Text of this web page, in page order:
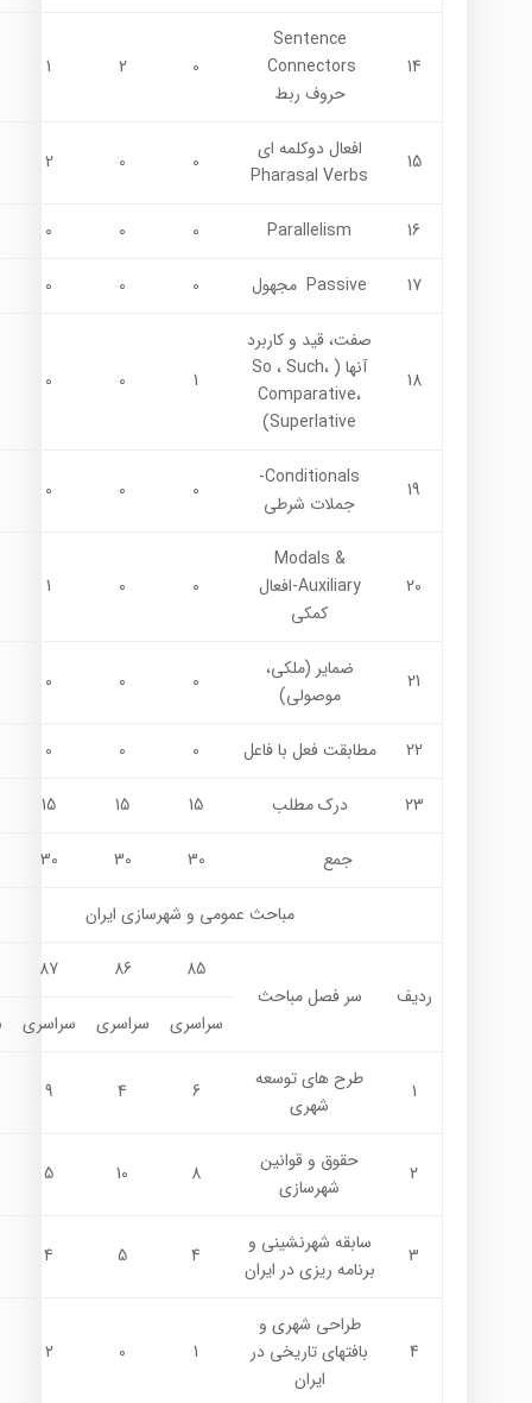
14
Sentence
Connectors
حروف ربط
0
2
1
15
افعال دوكلمه اي
Pharasal Verbs
0
0
2
16
Parallelism
0
0
0
17 Passive مجهول 0
0
0
18
صفت، قيد و كاربرد
آنها ( So ، Such،
Comparative،
Superlative)
1
0
0
19
Conditionals-
جملات شرطي
0
0
0
20
Modals &
Auxiliary-افعال
كمكي
0
0
1
21
ضماير (ملكي،
موصولي)
0
0
0
22 مطابقت فعل با فاعل 0
0
0
23 درك مطلب 15
15
15
جمع 30
30
30
مباحث عمومي و شهرسازي ايران
ردیف سر فصل مباحث
85
86
87
سراسری سراسری سراسری
1
طرح های توسعه
شهری
6
4
9
2
حقوق و قوانین
شهرسازی
8
10
5
3
سابقه شهرنشینی و
برنامه ریزی در ایران
4
5
4
4
طراحی شهری و
بافتهاي تاريخي در
ایران
1
0
2